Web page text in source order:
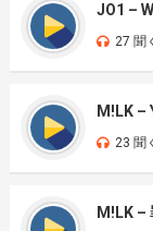
JO1 –
27 聞
M!LK –
23 聞
M!LK –